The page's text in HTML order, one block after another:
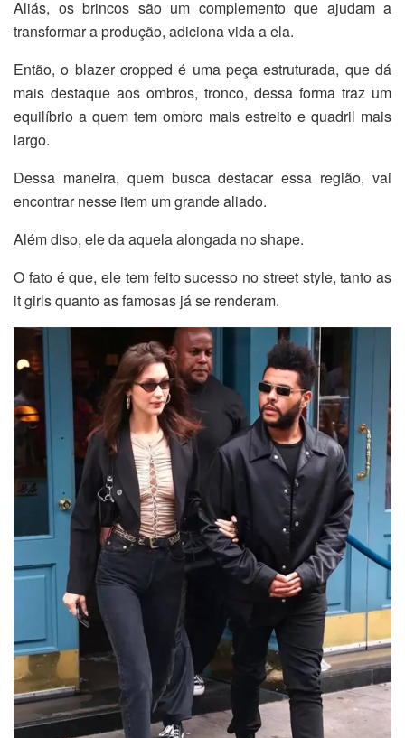
Aliás, os brincos são um complemento que ajudam a
transformar a produção, adiciona vida a ela.
Então, o blazer cropped é uma peça estruturada, que dá
mais destaque aos ombros, tronco, dessa forma traz um
equilíbrio a quem tem ombro mais estreito e quadril mais
largo.
Dessa maneira, quem busca destacar essa região, vai
encontrar nesse item um grande aliado.
Além diso, ele da aquela alongada no shape.
O fato é que, ele tem feito sucesso no street style, tanto as
it girls quanto as famosas já se renderam.